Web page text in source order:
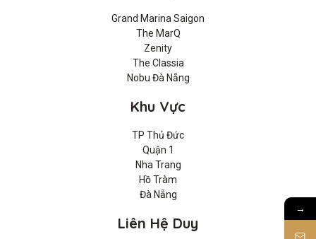
Grand Marina Saigon
The MarQ
Zenity
The Classia
Nobu Đà Nẵng
Khu Vực
TP Thủ Đức
Quận 1
Nha Trang
Hồ Tràm
Đà Nẵng
Liên Hệ Duy
→